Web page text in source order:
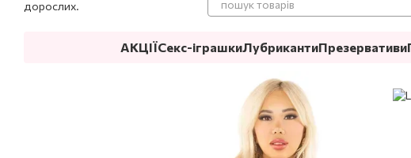
АКЦІЇСекс-іграшкиЛубрикантиПрезервативи